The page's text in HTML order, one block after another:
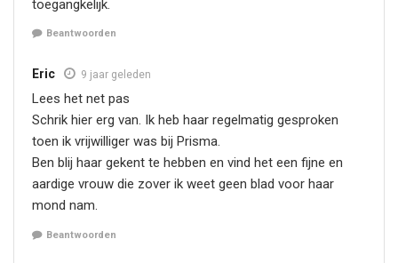
toegangkelijk.
Beantwoorden
Eric 9 jaar geleden
Lees het net pas
Schrik hier erg van. Ik heb haar regelmatig gesproken
toen ik vrijwilliger was bij Prisma.
Ben blij haar gekent te hebben en vind het een fijne en
aardige vrouw die zover ik weet geen blad voor haar
mond nam.
Beantwoorden